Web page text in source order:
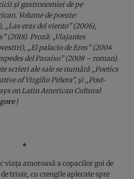
și gastronomiei de pe
Volume de poezie:
„Las eras del viento” (2006),
(2018). Proză: „Viajantes
„El palacio de Eros” (2004
del Paraiso” (2008 – roman).
scrieri ale sale se numără „Poetics
of Virgilio Piñera”, și „Post-
on Latin American Cultural
)
⁎
viața amoroasă a copacilor goi de
triste, cu crengile aplecate spre